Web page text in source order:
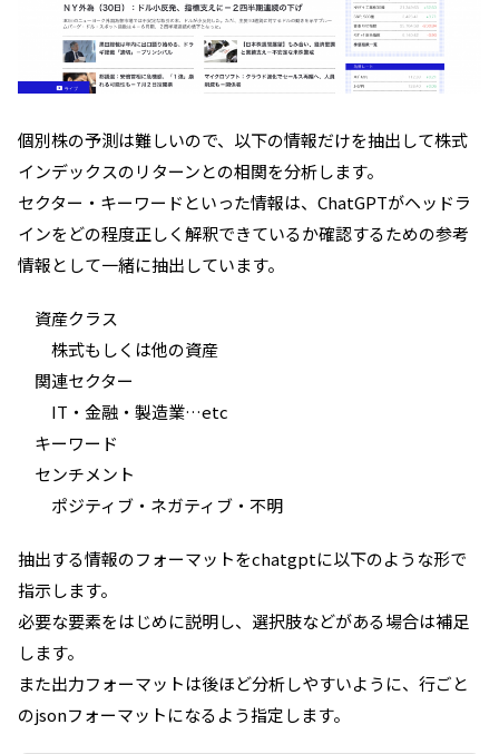
個別株の予測は難しいので、以下の情報だけを抽出して株式
インデックスのリターンとの相関を分析します。
セクター・キーワードといった情報は、ChatGPTがヘッドラ
インをどの程度正しく解釈できているか確認するための参考
情報として一緒に抽出しています。
資産クラス
株式もしくは他の資産
関連セクター
IT・金融・製造業…etc
キーワード
センチメント
ポジティブ・ネガティブ・不明
抽出する情報のフォーマットをchatgptに以下のような形で
指示します。
必要な要素をはじめに説明し、選択肢などがある場合は補足
します。
また出力フォーマットは後ほど分析しやすいように、行ごと
のjsonフォーマットになるよう指定します。